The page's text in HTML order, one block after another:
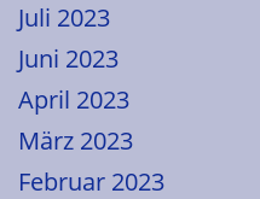
Juli 2023
Juni 2023
April 2023
März 2023
Februar 2023